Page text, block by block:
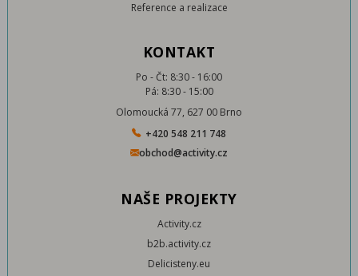
Reference a realizace
KONTAKT
Po - Čt: 8:30 - 16:00
Pá: 8:30 - 15:00
Olomoucká 77, 627 00 Brno
+420 548 211 748
obchod@activity.cz
NAŠE PROJEKTY
Activity.cz
b2b.activity.cz
Delicisteny.eu